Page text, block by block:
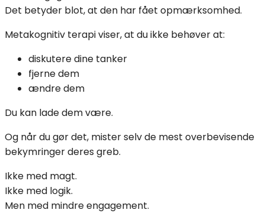
Det betyder blot, at den har fået opmærksomhed.
Metakognitiv terapi viser, at du ikke behøver at:
diskutere dine tanker
fjerne dem
ændre dem
Du kan lade dem være.
Og når du gør det, mister selv de mest overbevisende
bekymringer deres greb.
Ikke med magt.
Ikke med logik.
Men med mindre engagement.